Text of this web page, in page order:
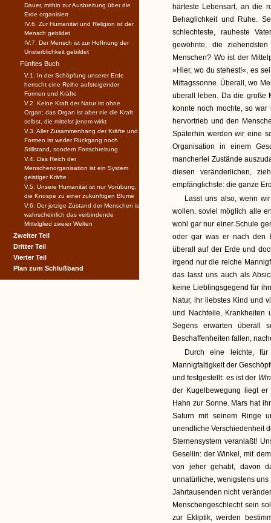
härteste Lebensart, an die
Behaglichkeit und Ruhe.
schlechteste, rauheste
gewöhnte, die
Menschen? Wo ist der
»Hier, wo du stehest!«, es
Mittagssonne. Überall, wo
überall leben. Da die große
konnte noch mochte, so
hervortrieb und den
Späterhin werden wir eine
Organisation in einem
mancherlei Zustände
diesen veränderlichen,
empfänglichste: die ganze
Lasst uns also, wenn
wollen, soviel möglich alle
wohl gar nur einer Schule
oder gar was er nach den
überall auf der Erde und
irgend nur die reiche
das lasst uns auch als
keine Lieblingsgegend für
Natur, ihr liebstes Kind und
und Nachteile, Krankheiten
Segens erwarten überall
Beschaffenheiten fallen,
Durch eine leichte,
Mannigfaltigkeit der
und festgestellt: es ist der
der Kugelbewegung liegt
Hahn zur Sonne. Mars hat
Saturn mit seinem Ringe
unendliche Verschiedenheit
Sternensystem veranlaßt!
Gesellin: der Winkel, mit
von jeher gehabt, davon
unnatürliche, wenigstens
Jahrtausenden nicht
Menschengeschlecht sein
zur Ekliptik, werden
Dauer, mithin zur Ausbreitung über die
Erde organisiert
IV.6. Zur Humanität und Religion ist der
Mensch gebildet
IV.7. Der Mensch ist zur Hoffnung der
Unsterblichkeit gebildet
Fünftes Buch
V.1. In der Schöpfung unserer Erde
herrscht eine Reihe aufsteigender
Formen und Kräfte
V.2. Keine Kraft der Natur ist ohne
Organ; das Organ ist aber nie die Kraft
selbst, die mittelst jenem wirkt
V.3. Aller Zusammenhang der Kräfte und
Formen ist weder Rückgang noch
Stillstand, sondern Fortschreitung
V.4. Das Reich der
Menschenorganisation ist ein System
geistiger Kräfte
V.5. Unsere Humanität ist nur Vorübung,
die Knospe zu einer zukünftigen Blume
V.6. Der jetzige Zustand der Menschen ist
wahrscheinlich das verbindende
Mittelglied zweier Welten
Zweiter Teil
Dritter Teil
Vierter Teil
Plan zum Schlußband